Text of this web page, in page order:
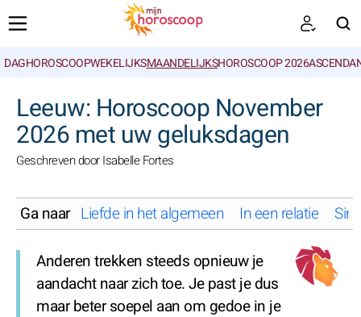
DAGHOROSCOOPWEKELIJKSMAANDELIJKSHOROSCOOP 2026
Leeuw: Horoscoop November
2026 met uw geluksdagen
Geschreven door Isabelle Fortes
Ga naar Liefde in het algemeen In een relatie
Anderen trekken steeds opnieuw je
aandacht naar zich toe. Je past je dus
maar beter soepel aan om gedoe in je